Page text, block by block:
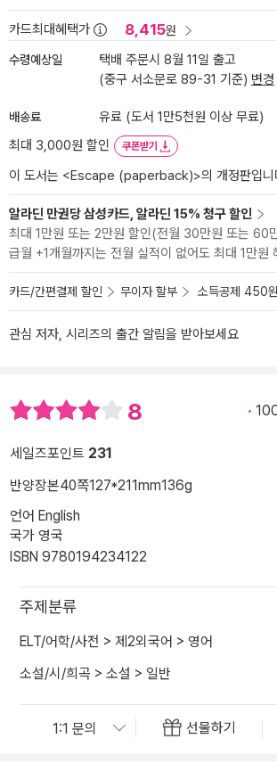
카드최대혜택가 8,415원
수령예상일
택배 주문시 8월 11일 출고
(중구 서소문로 89-31 기준) 변경
배송료
유료 (도서 1만5천원 이상 무료)
최대 3,000원 할인
쿠폰받기
이 도서는 <Escape (paperback)>의 개정판입니
알라딘 만권당 삼성카드, 알라딘 15% 청구 할인
최대 1만원 또는 2만원 할인(전월 30만원 또는 60
급월 +1개월까지는 전월 실적이 없어도 최대 1만원
카드/간편결제 할인 무이자 할부 소득공제 450원
관심 저자, 시리즈의 출간 알림을 받아보세요
8
세일즈포인트 231
반양장본40쪽127*211mm136g
언어 English
국가 영국
ISBN 9780194234122
주제분류
ELT/어학/사전 > 제2외국어 > 영어
소설/시/희곡 > 소설 > 일반
선물하기